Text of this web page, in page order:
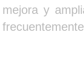
mejora y